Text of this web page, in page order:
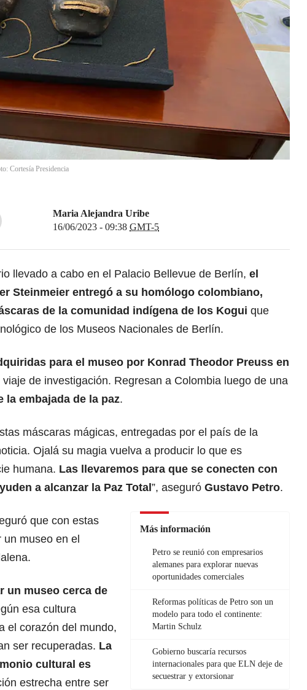
Cortesía Presidencia
Maria Alejandra Uribe
16/06/2023 - 09:38 GMT-5
llevado a cabo en el Palacio Bellevue de Berlín, el
Steinmeier entregó a su homólogo colombiano,
de la comunidad indígena de los Kogui que
de los Museos Nacionales de Berlín.
para el museo por Konrad Theodor Preuss en
de investigación. Regresan a Colombia luego de una
embajada de la paz.
máscaras mágicas, entregadas por el país de la
Ojalá su magia vuelva a producir lo que es
humana. Las llevaremos para que se conecten con
a alcanzar la Paz Total ”, aseguró Gustavo Petro.
Más información
Petro se reunió con empresarios
alemanes para explorar nuevas
oportunidades comerciales
Reformas políticas de Petro son un
modelo para todo el continente:
Martin Schulz
Gobierno buscaría recursos
internacionales para que ELN deje de
secuestrar y extorsionar
que con estas
museo en el
un museo cerca de
esa cultura
el corazón del mundo,
ser recuperadas. La
cultural es
estrecha entre ser